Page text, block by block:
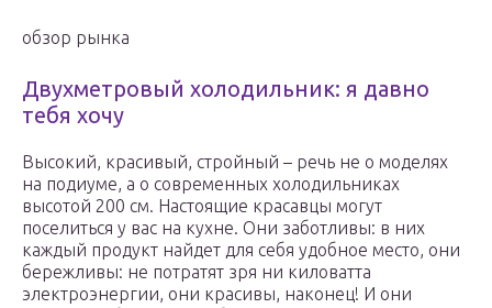
обзор рынка
Двухметровый холодильник: я давно
тебя хочу
Высокий, красивый, стройный – речь не о моделях
на подиуме, а о современных холодильниках
высотой 200 см. Настоящие красавцы могут
поселиться у вас на кухне. Они заботливы: в них
каждый продукт найдет для себя удобное место, они
бережливы: не потратят зря ни киловатта
электроэнергии, они красивы, наконец! И они